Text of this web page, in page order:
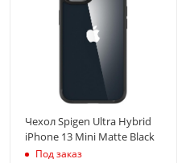
Чехол Spigen Ultra Hybrid
iPhone 13 Mini Matte Black
Под заказ